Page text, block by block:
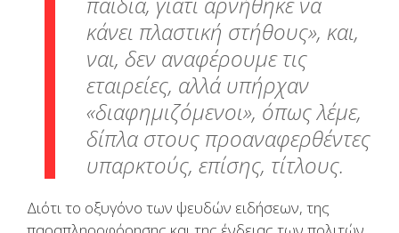
κάνει πλαστική στήθους», και,
ναι, δεν αναφέρουμε τις
εταιρείες, αλλά υπήρχαν
«διαφημιζόμενοι», όπως λέμε,
δίπλα στους προαναφερθέντες
υπαρκτούς, επίσης, τίτλους.
Διότι το οξυγόνο των ψευδών ειδήσεων, της